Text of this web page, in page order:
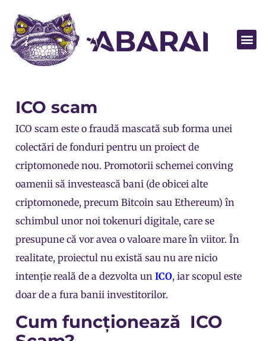
ICO scam
ICO scam este o fraudă mascată sub forma unei
colectări de fonduri pentru un proiect de
criptomonede nou. Promotorii schemei conving
oamenii să investească bani (de obicei alte
criptomonede, precum Bitcoin sau Ethereum) în
schimbul unor noi tokenuri digitale, care se
presupune că vor avea o valoare mare în viitor. În
realitate, proiectul nu există sau nu are nicio
intenție reală de a dezvolta un ICO, iar scopul este
doar de a fura banii investitorilor.
Cum funcționează ICO